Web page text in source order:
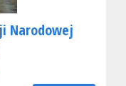
Narodowej